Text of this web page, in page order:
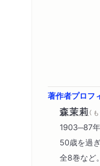
著作者プロフ
森茉莉（
1903─87
50歳を過
全8巻など。